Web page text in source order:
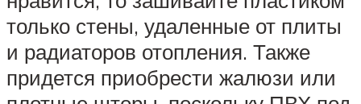
только стены, удаленные от плиты
и радиаторов отопления. Также
придется приобрести жалюзи или